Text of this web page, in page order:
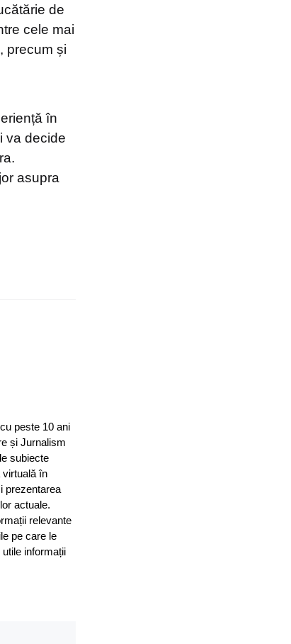
de
cele mai
precum și
în
va decide
asupra
peste 10 ani
și Jurnalism
subiecte
virtuală în
prezentarea
actuale.
relevante
pe care le
informații